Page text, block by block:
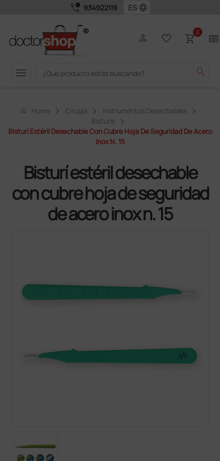
call_quality 934922119 language
menu search
person favorite_border shopping_cart0 two_pager
home Home Cirugía
Instrumentos Desechables
Bisturís
Bisturí Estéril Desechable Con Cubre Hoja De Seguridad De Acero
Inox N. 15
Bisturí estéril desechable
con cubre hoja de seguridad
de acero inox n. 15